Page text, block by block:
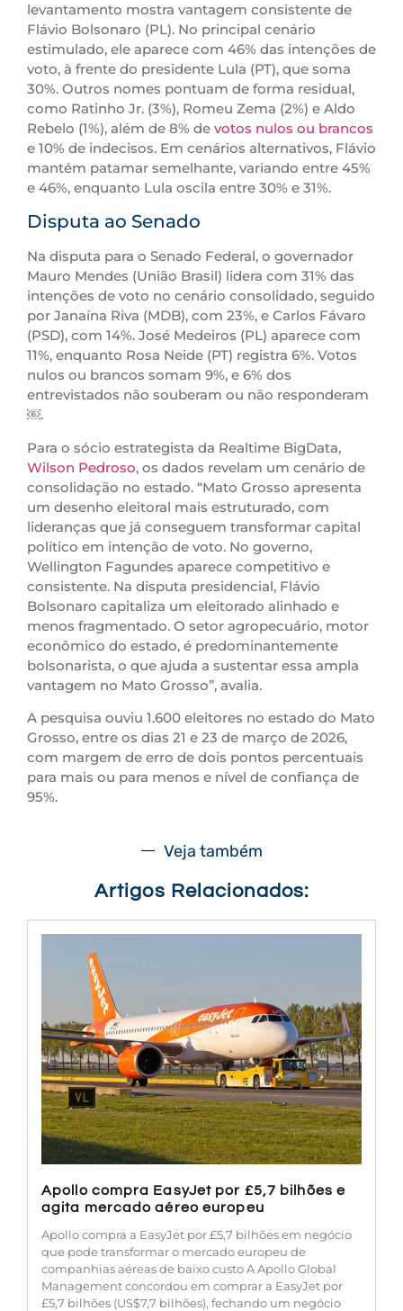
levantamento mostra vantagem consistente de
Flávio Bolsonaro (PL). No principal cenário
estimulado, ele aparece com 46% das intenções de
voto, à frente do presidente Lula (PT), que soma
30%. Outros nomes pontuam de forma residual,
como Ratinho Jr. (3%), Romeu Zema (2%) e Aldo
Rebelo (1%), além de 8% de votos nulos ou brancos
e 10% de indecisos. Em cenários alternativos, Flávio
mantém patamar semelhante, variando entre 45%
e 46%, enquanto Lula oscila entre 30% e 31%.
Disputa ao Senado
Na disputa para o Senado Federal, o governador
Mauro Mendes (União Brasil) lidera com 31% das
intenções de voto no cenário consolidado, seguido
por Janaína Riva (MDB), com 23%, e Carlos Fávaro
(PSD), com 14%. José Medeiros (PL) aparece com
11%, enquanto Rosa Neide (PT) registra 6%. Votos
nulos ou brancos somam 9%, e 6% dos
entrevistados não souberam ou não responderam
￼.
Para o sócio estrategista da Realtime BigData,
Wilson Pedroso, os dados revelam um cenário de
consolidação no estado. “Mato Grosso apresenta
um desenho eleitoral mais estruturado, com
lideranças que já conseguem transformar capital
político em intenção de voto. No governo,
Wellington Fagundes aparece competitivo e
consistente. Na disputa presidencial, Flávio
Bolsonaro capitaliza um eleitorado alinhado e
menos fragmentado. O setor agropecuário, motor
econômico do estado, é predominantemente
bolsonarista, o que ajuda a sustentar essa ampla
vantagem no Mato Grosso”, avalia.
A pesquisa ouviu 1.600 eleitores no estado do Mato
Grosso, entre os dias 21 e 23 de março de 2026,
com margem de erro de dois pontos percentuais
para mais ou para menos e nível de confiança de
95%.
Veja também
Artigos Relacionados:
Apollo compra EasyJet por £5,7 bilhões e
agita mercado aéreo europeu
Apollo compra a EasyJet por £5,7 bilhões em negócio
que pode transformar o mercado europeu de
companhias aéreas de baixo custo A Apollo Global
Management concordou em comprar a EasyJet por
£5,7 bilhões (US$7,7 bilhões), fechando um negócio